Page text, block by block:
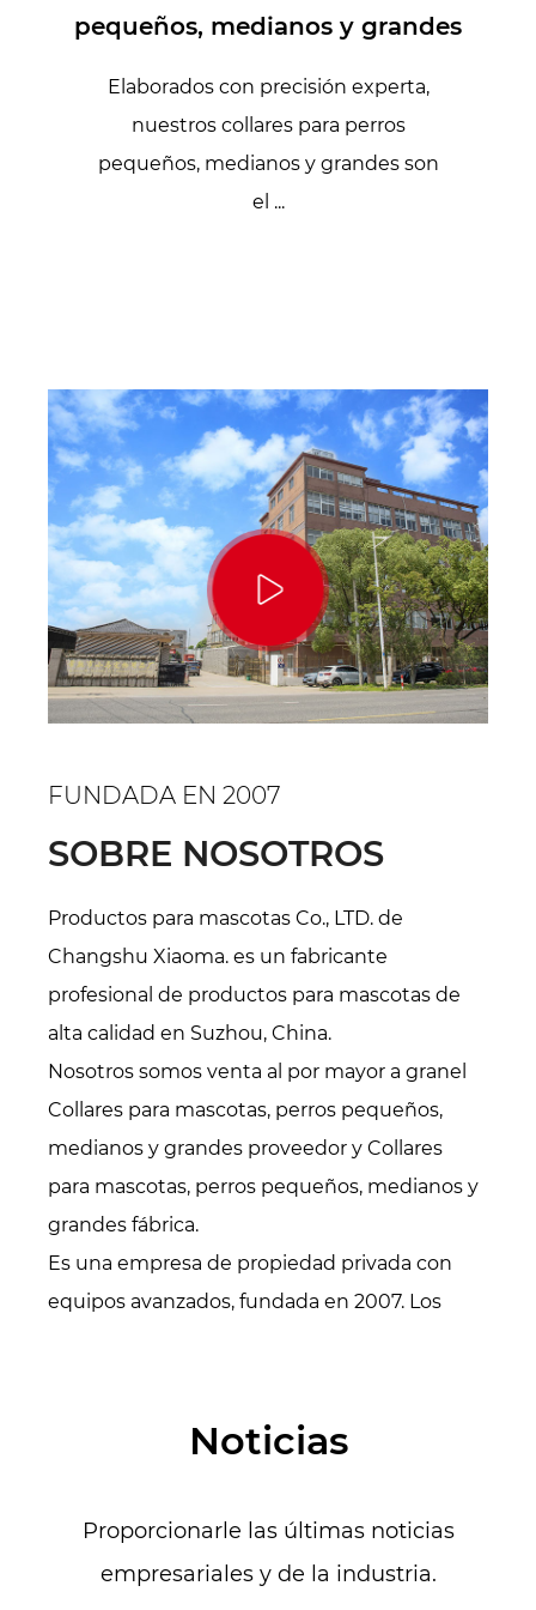
pequeños, medianos y grandes
Elaborados con precisión experta,
nuestros collares para perros
pequeños, medianos y grandes son
el ...
FUNDADA EN 2007
SOBRE NOSOTROS
Productos para mascotas Co., LTD. de
Changshu Xiaoma. es un fabricante
profesional de productos para mascotas de
alta calidad en Suzhou, China.
Nosotros somosventa al por mayor a granel
Collares para mascotas, perros pequeños,
medianos y grandes proveedor yCollares
para mascotas, perros pequeños, medianos y
grandes fábrica.
Es una empresa de propiedad privada con
equipos avanzados, fundada en 2007. Los
acolchadas, camisas, impermeables, chalecos
mascotas. (pañuelos, pajaritas, gorros, etc.),
camas/colchonetas para mascotas, también
Noticias
Proporcionarle las últimas noticias
empresariales y de la industria.